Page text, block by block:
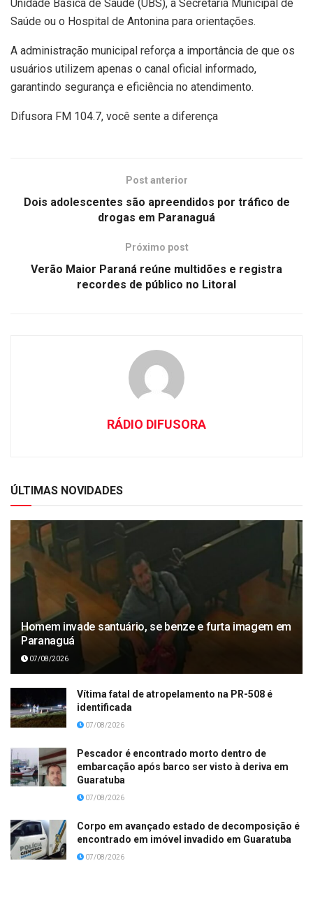
Unidade Básica de Saúde (UBS), a Secretaria Municipal de
Saúde ou o Hospital de Antonina para orientações.
A administração municipal reforça a importância de que os
usuários utilizem apenas o canal oficial informado,
garantindo segurança e eficiência no atendimento.
Difusora FM 104.7, você sente a diferença
Post anterior
Dois adolescentes são apreendidos por tráfico de
drogas em Paranaguá
Próximo post
Verão Maior Paraná reúne multidões e registra
recordes de público no Litoral
RÁDIO DIFUSORA
ÚLTIMAS NOVIDADES
Homem invade santuário, se benze e furta imagem em
Paranaguá
07/08/2026
Vítima fatal de atropelamento na PR-508 é
identificada
07/08/2026
Pescador é encontrado morto dentro de
embarcação após barco ser visto à deriva em
Guaratuba
07/08/2026
Corpo em avançado estado de decomposição é
encontrado em imóvel invadido em Guaratuba
07/08/2026